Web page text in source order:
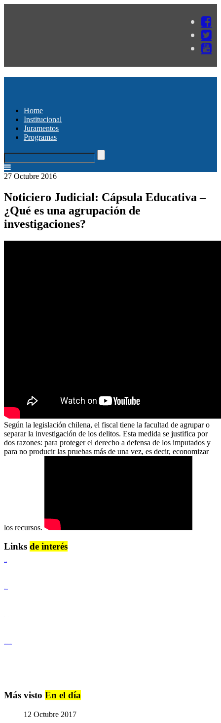
Home
Institucional
Juramentos
Programas
27 Octubre 2016
Noticiero Judicial: Cápsula Educativa –
¿Qué es una agrupación de
investigaciones?
Según la legislación chilena, el fiscal tiene la facultad de agrupar o
separar la investigación de los delitos. Esta medida se justifica por
dos razones: para proteger el derecho a defensa de los imputados y
para no producir las pruebas más de una vez, es decir, economizar
los recursos.
Links de interés
Más visto En el día
12 Octubre 2017